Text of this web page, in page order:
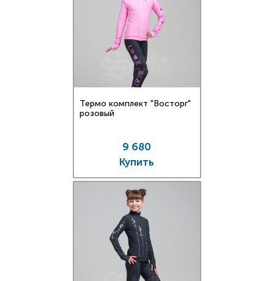
Термо комплект "Восторг"
розовый
9 680
Купить